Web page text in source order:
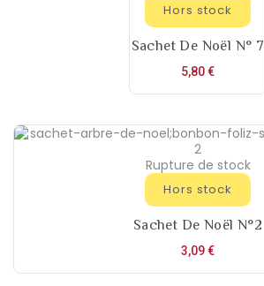
Hors stock
Sachet De Noël N° 7
5,80 €Prix
Rupture de stock
Hors stock
Sachet De Noël N°2
3,09 €Prix